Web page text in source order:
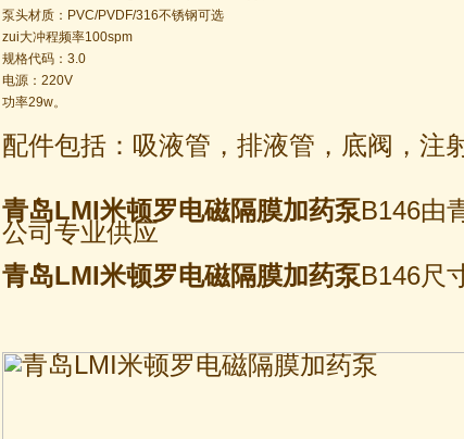
泵头材质：PVC/PVDF/316不锈钢可选
zui大冲程频率100spm
规格代码：3.0
电源：220V
功率29w。
配件包括：吸液管，排液管，底阀，注
青岛LMI米顿罗电磁隔膜加药泵B146由
公司专业供应
青岛LMI米顿罗电磁隔膜加药泵B146尺